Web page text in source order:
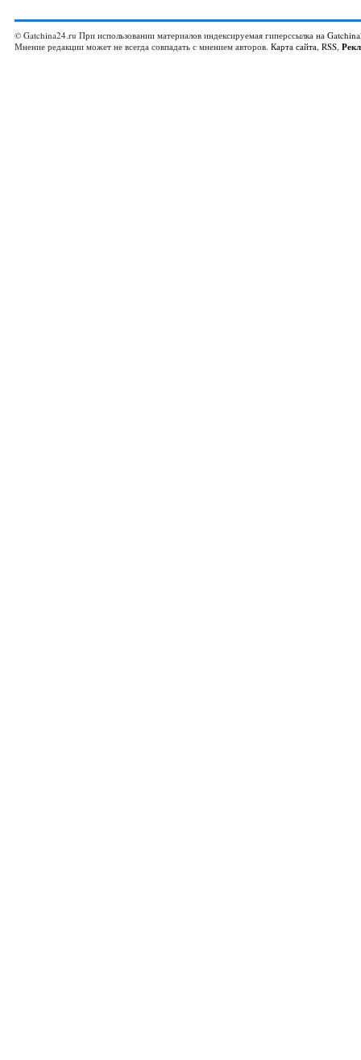
© Gatchina24.ru При использовании материалов индексируемая гиперссылка на
Мнение редакции может не всегда совпадать с мнением авторов. Карта сайта, RSS,